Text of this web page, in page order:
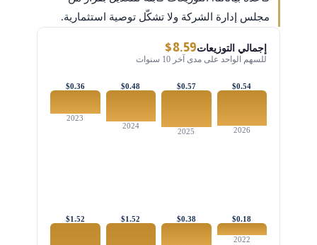
مجلس إدارة الشركة ولا تشكّل توصية استثمارية.
إجمالي التوزيعات$8.59
للسهم الواحد على مدى آخر 10 سنوات
$0.54
2026
$0.57
2025
$0.48
2024
$0.36
2023
$0.18
2022
$0.38
$1.52
$1.52